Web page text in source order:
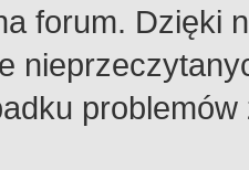
forum. Dzięki